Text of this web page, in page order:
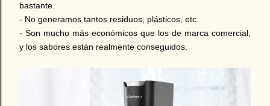
bastante.
- No generamos tantos residuos, plásticos, etc.
- Son mucho más económicos que los de marca comercial,
y los sabores están realmente conseguidos.